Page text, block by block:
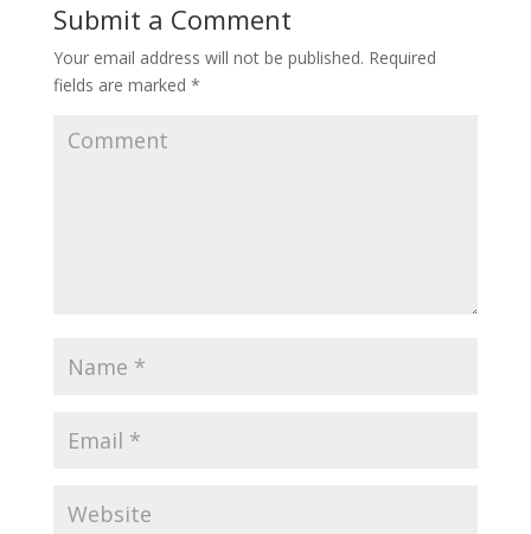
Submit a Comment
Your email address will not be published. Required
fields are marked *